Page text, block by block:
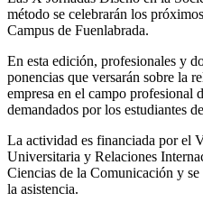
método se celebrarán los próximos
Campus de Fuenlabrada.
En esta edición, profesionales y
ponencias que versarán sobre la
empresa en el campo profesional
demandados por los estudiantes
La actividad es financiada por el
Universitaria y Relaciones
Ciencias de la Comunicación y
la asistencia.